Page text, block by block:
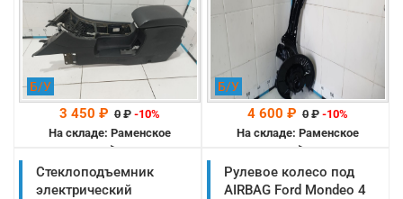
Б/У
3 450 ₽ 0 ₽ -10%
На складе: Раменское
-->
Б/У
4 600 ₽ 0 ₽ -10%
На складе: Раменское
-->
Стеклоподъемник
электрический
Рулевое колесо под
AIRBAG Ford Mondeo 4